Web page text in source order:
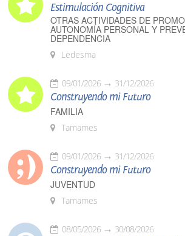
Estimulación Cognitiva
OTRAS ACTIVIDADES DE
AUTONOMÍA PERSONAL Y
DEPENDENCIA
Ledesma
09/01/2026 31/12/2026
Construyendo mi Futuro
FAMILIA
Tamames
09/01/2026 31/12/2026
Construyendo mi Futuro
JUVENTUD
Tamames
08/05/2026 30/08/2026